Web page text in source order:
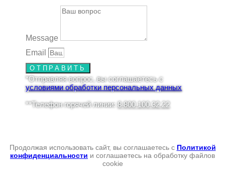
Message
Email
ОТПРАВИТЬ
*Отправляя вопрос, вы соглашаетесь с
условиями обработки персональных данных
**Телефон горячей линии:8 800 100 32 22
Продолжая использовать сайт, вы соглашаетесь с Политикой
конфиденциальности и соглашаетесь на обработку файлов
cookie